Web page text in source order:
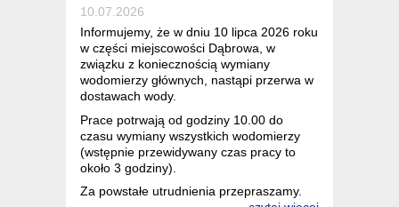
10.07.2026
Informujemy, że w dniu 10 lipca 2026 roku
w części miejscowości Dąbrowa, w
związku z koniecznością wymiany
wodomierzy głównych, nastąpi przerwa w
dostawach wody.
Prace potrwają od godziny 10.00 do
czasu wymiany wszystkich wodomierzy
(wstępnie przewidywany czas pracy to
około 3 godziny).
Za powstałe utrudnienia przepraszamy.